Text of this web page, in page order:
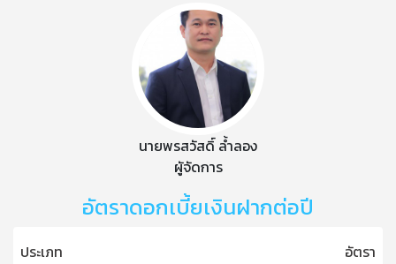
นายพรสวัสดิ์ ล้ำลอง
ผูัจัดการ
อัตราดอกเบี้ยเงินฝากต่อปี
ประเภท
อัตรา